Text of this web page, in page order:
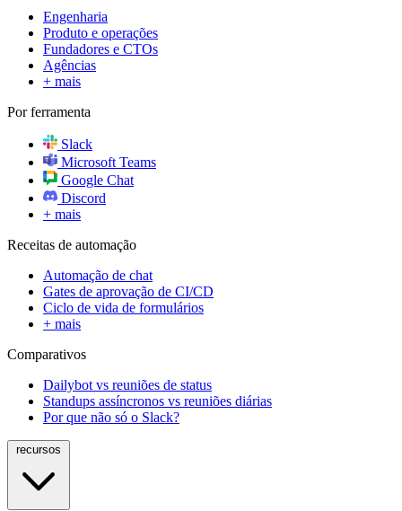
Engenharia
Produto e operações
Fundadores e CTOs
Agências
+ mais
Por ferramenta
Slack
Microsoft Teams
Google Chat
Discord
+ mais
Receitas de automação
Automação de chat
Gates de aprovação de CI/CD
Ciclo de vida de formulários
+ mais
Comparativos
Dailybot vs reuniões de status
Standups assíncronos vs reuniões diárias
Por que não só o Slack?